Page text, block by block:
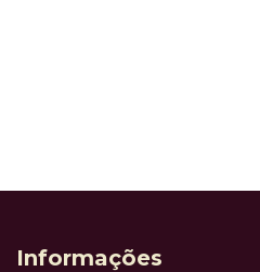
Informações